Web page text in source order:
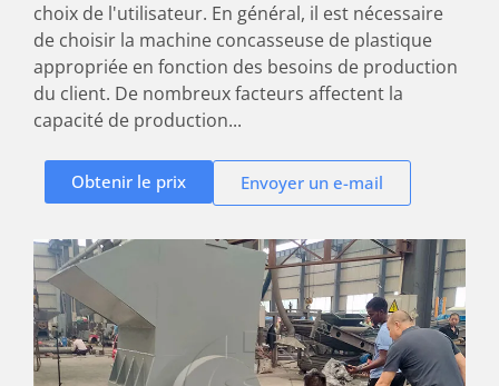
choix de l'utilisateur. En général, il est nécessaire
de choisir la machine concasseuse de plastique
appropriée en fonction des besoins de production
du client. De nombreux facteurs affectent la
capacité de production...
Obtenir le prix Envoyer un e-mail